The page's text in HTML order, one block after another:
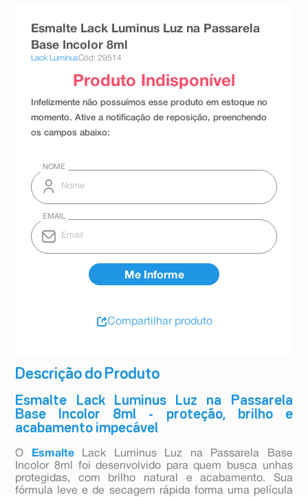
Descrição do Produto
Esmalte Lack Luminus Luz na Passarela
Base Incolor 8ml - proteção, brilho e
acabamento impecável
O Esmalte
Lack Luminus Luz na Passarela Base
Incolor 8ml foi desenvolvido para quem busca unhas
protegidas, com brilho natural e acabamento. Sua
fórmula leve e de secagem rápida forma uma película
Esmalte Lack Luminus Luz na Passarela
Base Incolor 8ml
Lack LuminusCód: 29514
Compartilhar produto
absorvente
10ºshampoo